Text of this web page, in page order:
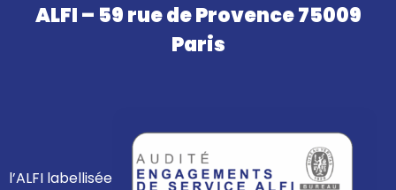
ALFI – 59 rue de Provence 75009
Paris
l’ALFI labellisée